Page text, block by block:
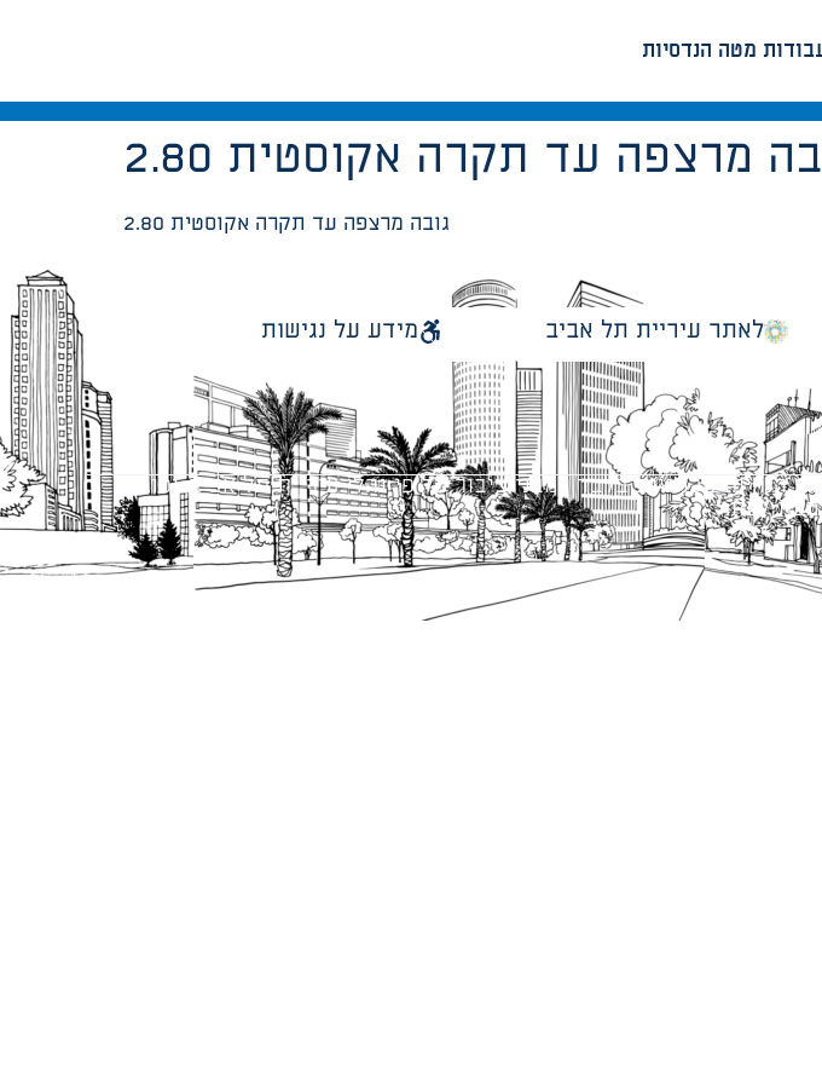
מטה הנדסיות
גובה מרצפה עד תקרה אקוסטית
2.80 גובה מרצפה עד תקרה אקוסטית
לאתר עיריית תל אביב מידע על נגישות
תכנוניות בלבד למבני ציבור על פי נהלי עיריית תל אביב-יפו.
מעת לעת.